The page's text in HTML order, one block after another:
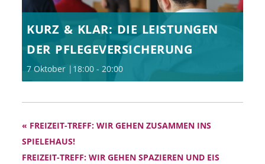
KURZ & KLAR: DIE LEISTUNGEN
DER PFLEGEVERSICHERUNG
7 Oktober |18:00 -20:00
« FREIZEIT-TREFF: WIR GEHEN ZUSAMMEN INS
SPIELEHAUS!
FREIZEIT-TREFF: WIR GEHEN SPAZIEREN UND EIS